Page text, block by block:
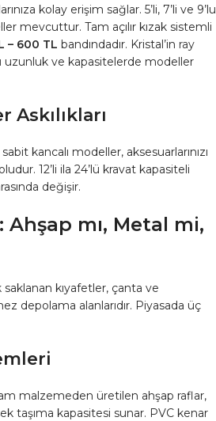
kolay erişim sağlar. 5’li, 7’li ve 9’lu
mevcuttur. Tam açılır kızak sistemli
– 600 TL bandındadır. Kristal’in ray
uzunluk ve kapasitelerde modeller
Askılıkları
kancalı modeller, aksesuarlarınızı
12’li ila 24’lü kravat kapasiteli
değişir.
Ahşap mı, Metal mi,
saklanan kıyafetler, çanta ve
depolama alanlarıdır. Piyasada üç
malzemeden üretilen ahşap raflar,
taşıma kapasitesi sunar. PVC kenar